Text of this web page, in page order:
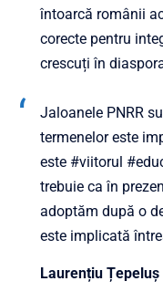
întoarcă românii
corecte pentru
crescuți în
Jaloanele PNRR
termenelor este
este #viitorul
trebuie ca în
adoptăm după o
este implicată
Laurențiu Țepeluș